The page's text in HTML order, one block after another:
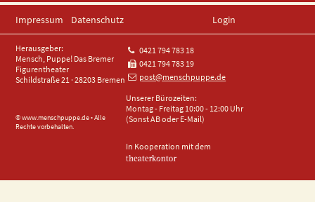
Impressum Datenschutz Login
Herausgeber:
Mensch, Puppe! Das Bremer
Figurentheater
Schildstraße 21 · 28203 Bremen
© www.menschpuppe.de • Alle
Rechte vorbehalten.
0421 794 783 18
0421 794 783 19
post@menschpuppe.de
Unserer Bürozeiten:
Montag - Freitag 10:00 - 12:00 Uhr
(Sonst AB oder E-Mail)
In Kooperation mit dem